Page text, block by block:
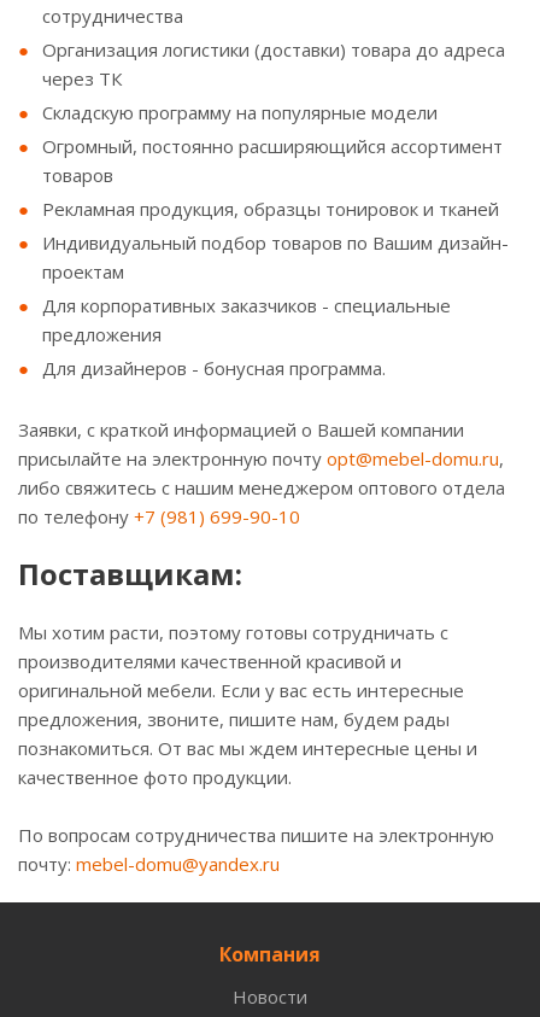
сотрудничества
Организация логистики (доставки) товара до адреса
через ТК
Складскую программу на популярные модели
Огромный, постоянно расширяющийся ассортимент
товаров
Рекламная продукция, образцы тонировок и тканей
Индивидуальный подбор товаров по Вашим дизайн-
проектам
Для корпоративных заказчиков - специальные
предложения
Для дизайнеров - бонусная программа.
Заявки, с краткой информацией о Вашей компании
присылайте на электронную почту opt@mebel-domu.ru,
либо свяжитесь с нашим менеджером оптового отдела
по телефону +7 (981) 699-90-10
Поставщикам:
Мы хотим расти, поэтому готовы сотрудничать с
производителями качественной красивой и
оригинальной мебели. Если у вас есть интересные
предложения, звоните, пишите нам, будем рады
познакомиться. От вас мы ждем интересные цены и
качественное фото продукции.
По вопросам сотрудничества пишите на электронную
почту: mebel-domu@yandex.ru
Компания
Новости